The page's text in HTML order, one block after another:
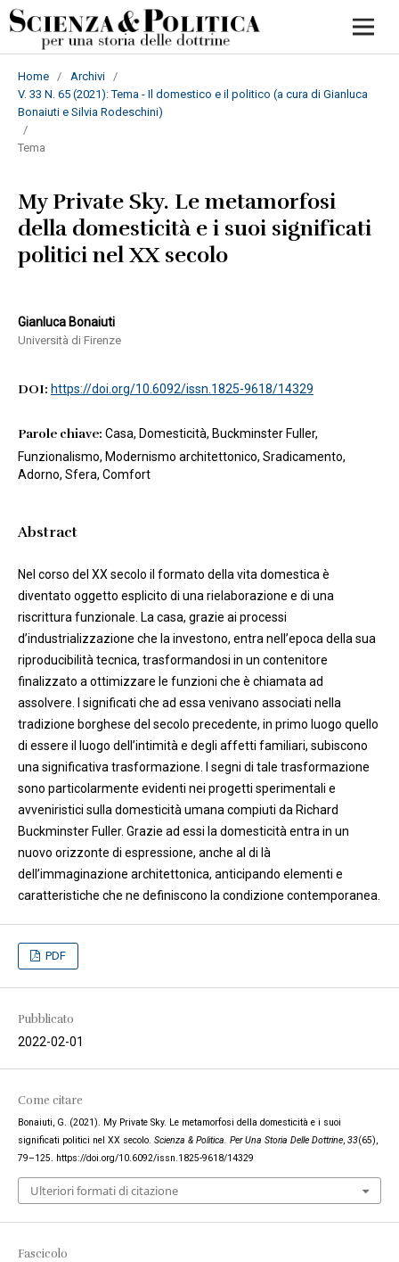
Home / Archivi
/
V. 33 N. 65 (2021): Tema - Il domestico e il politico (a cura di Gianluca
Bonaiuti e Silvia Rodeschini)
/
Tema
My Private Sky. Le metamorfosi
della domesticità e i suoi significati
politici nel XX secolo
Gianluca Bonaiuti
Università di Firenze
DOI: https://doi.org/10.6092/issn.1825-9618/14329
Parole chiave: Casa, Domesticità, Buckminster Fuller,
Funzionalismo, Modernismo architettonico, Sradicamento,
Adorno, Sfera, Comfort
Abstract
Nel corso del XX secolo il formato della vita domestica è
diventato oggetto esplicito di una rielaborazione e di una
riscrittura funzionale. La casa, grazie ai processi
d’industrializzazione che la investono, entra nell’epoca della sua
riproducibilità tecnica, trasformandosi in un contenitore
finalizzato a ottimizzare le funzioni che è chiamata ad
assolvere. I significati che ad essa venivano associati nella
tradizione borghese del secolo precedente, in primo luogo quello
di essere il luogo dell’intimità e degli affetti familiari, subiscono
una significativa trasformazione. I segni di tale trasformazione
sono particolarmente evidenti nei progetti sperimentali e
avveniristici sulla domesticità umana compiuti da Richard
Buckminster Fuller. Grazie ad essi la domesticità entra in un
nuovo orizzonte di espressione, anche al di là
dell’immaginazione architettonica, anticipando elementi e
caratteristiche che ne definiscono la condizione contemporanea.
PDF
Pubblicato
2022-02-01
Come citare
Bonaiuti, G. (2021). My Private Sky. Le metamorfosi della domesticità e i suoi
significati politici nel XX secolo. Scienza & Politica. Per Una Storia Delle Dottrine, 33(65),
79–125. https://doi.org/10.6092/issn.1825-9618/14329
Ulteriori formati di citazione
Fascicolo